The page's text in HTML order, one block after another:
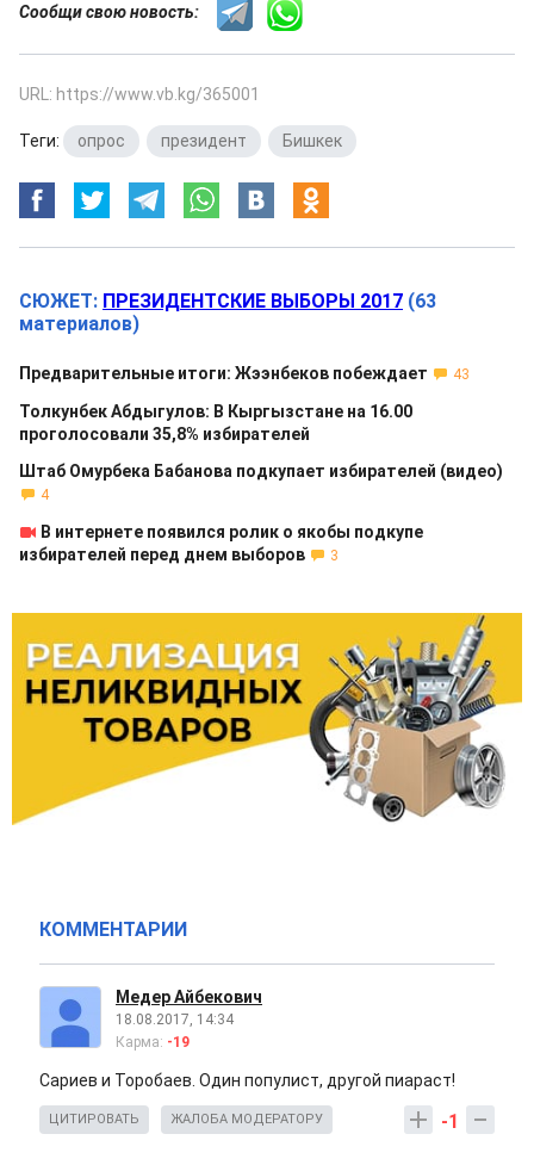
Сообщи свою новость:
URL: https://www.vb.kg/365001
Теги: опрос президент Бишкек
СЮЖЕТ: ПРЕЗИДЕНТСКИЕ ВЫБОРЫ 2017 (63
материалов)
Предварительные итоги: Жээнбеков побеждает 43
Толкунбек Абдыгулов: В Кыргызстане на 16.00
проголосовали 35,8% избирателей
Штаб Омурбека Бабанова подкупает избирателей (видео)
4
В интернете появился ролик о якобы подкупе
избирателей перед днем выборов
3
КОММЕНТАРИИ
Медер Айбекович
18.08.2017, 14:34
Карма: -19
Сариев и Торобаев. Один популист, другой пиараст!
-1
ЦИТИРОВАТЬ ЖАЛОБА МОДЕРАТОРУ